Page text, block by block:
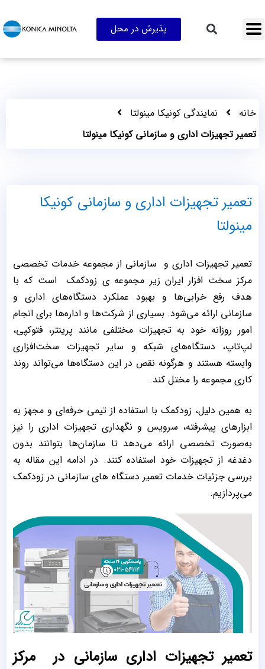
پذیرش در محل
خانه
نمایندگی کونیکا مینولتا
تعمیر تجهیزات اداری و سازمانی کونیکا مینولتا
تعمیر تجهیزات اداری و سازمانی کونیکا
مینولتا
تعمیر تجهیزات اداری و سازمانی از مجموعه خدمات تخصصی
مرکز سخت افزار ایران زیر مجموعه ی زودکمک است که با
هدف رفع خرابی‌ها و بهبود عملکرد دستگاه‌های اداری و
سازمانی ارائه می‌شود. بسیاری از شرکت‌ها و اداره‌ها برای انجام
امور روزانه خود به تجهیزات مختلفی مانند پرینتر، فتوکپی،
لپ‌تاپ، دستگاه‌های شبکه و سایر تجهیزات سخت‌افزاری
وابسته هستند و هرگونه نقص در این دستگاه‌ها می‌تواند روند
کاری مجموعه را مختل کند.
به همین دلیل، زودکمک با استفاده از تیمی حرفه‌ای و مجهز به
ابزارهای پیشرفته، سرویس و نگهداری تجهیزات اداری را نیز
به‌صورت تخصصی ارائه می‌دهد تا سازمان‌ها بتوانند بدون
دغدغه از تجهیزات خود استفاده کنند. در ادامه این مقاله به
بررسی جزئیات خدمات تعمیر دستگاه ‌های سازمانی در زودکمک
می‌پردازیم.
تعمیر تجهیزات اداری سازمانی در مرکز